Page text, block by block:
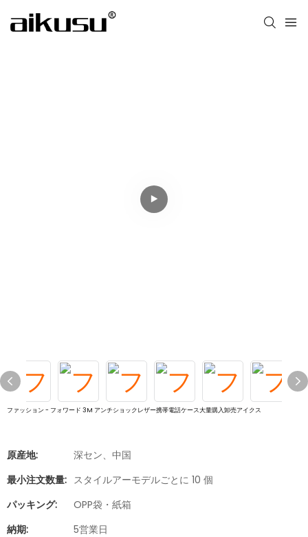
ファッション - フォワード 3M アンチショックレザー携帯電話ケース大量購入卸売アイクス
原産地:
深セン、中国
最小注文数量: スタイルアーモデルごとに 10 個
パッキング:
OPP袋・紙箱
納期:
5営業日